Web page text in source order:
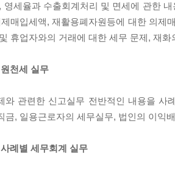
영세율과 수출회계처리 및 면세에 관한
매입세액, 재활용폐자원등에 대한 의제
휴업자와의 거래에 대한 세무 문제, 재
천세 실무
와 관련한 신고실무 전반적인 내용을 사
금, 일용근로자의 세무실무, 법인의 이익
례별 세무회계 실무